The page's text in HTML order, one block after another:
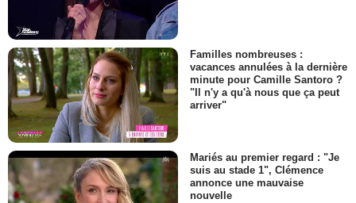
Familles nombreuses :
vacances annulées à la dernière
minute pour Camille Santoro ?
"Il n'y a qu'à nous que ça peut
arriver"
Mariés au premier regard : "Je
suis au stade 1", Clémence
annonce une mauvaise
nouvelle